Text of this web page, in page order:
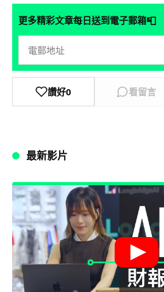
更多精彩文章每日送到電子郵箱📮
讚好0 看留言
最新影片